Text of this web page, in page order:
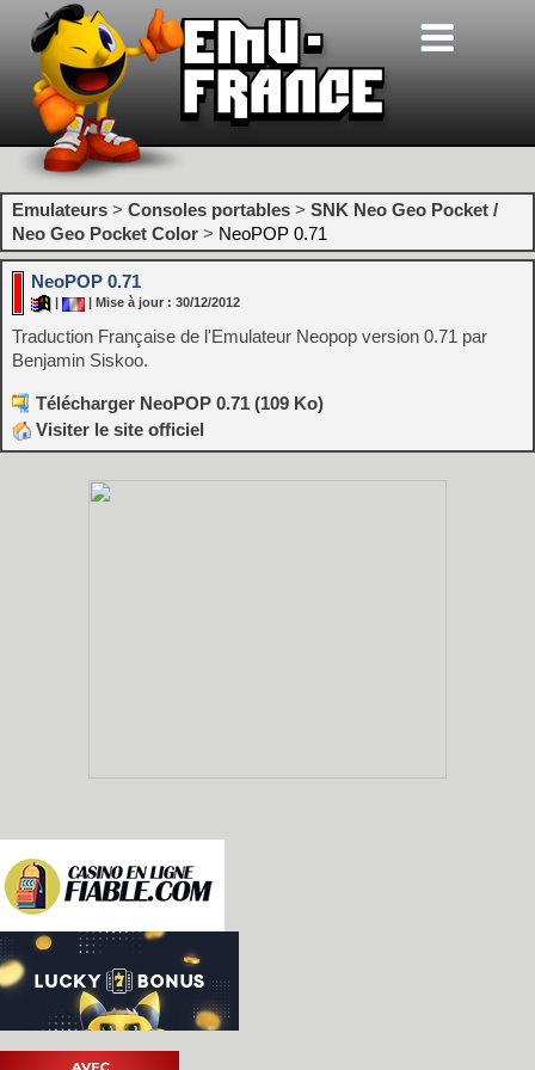
Emulateurs > Consoles portables > SNK Neo Geo Pocket /
Neo Geo Pocket Color > NeoPOP 0.71
NeoPOP 0.71
| Mise à jour : 30/12/2012
Traduction Française de l'Emulateur Neopop version 0.71 par
Benjamin Siskoo.
Télécharger NeoPOP 0.71 (109 Ko)
Visiter le site officiel